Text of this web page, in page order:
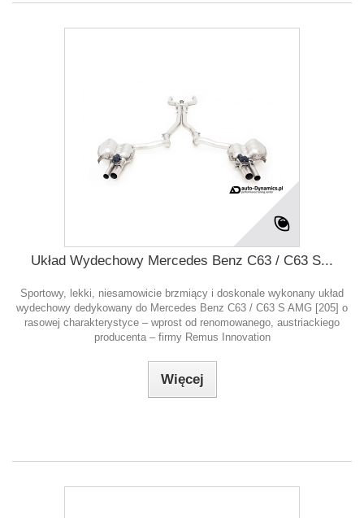
Układ Wydechowy Mercedes Benz C63 / C63 S...
Sportowy, lekki, niesamowicie brzmiący i doskonale wykonany układ
wydechowy dedykowany do Mercedes Benz C63 / C63 S AMG [205] o
rasowej charakterystyce – wprost od renomowanego, austriackiego
producenta – firmy Remus Innovation
Więcej